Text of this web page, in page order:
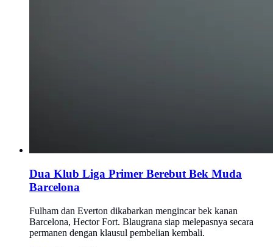
Dua Klub Liga Primer Berebut Bek Muda
Barcelona
Fulham dan Everton dikabarkan mengincar bek kanan
Barcelona, Hector Fort. Blaugrana siap melepasnya secara
permanen dengan klausul pembelian kembali.